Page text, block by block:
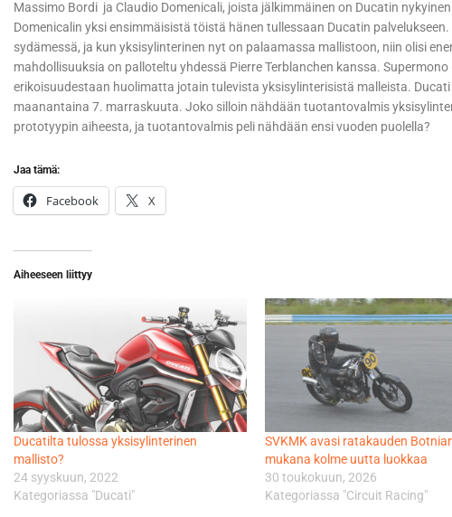
Massimo Bordi ja Claudio Domenicali, joista jälkimmäinen on Ducatin
Domenicalin yksi ensimmäisistä töistä hänen tullessaan Ducatin
sydämessä, ja kun yksisylinterinen nyt on palaamassa mallistoon, niin olisi
mahdollisuuksia on palloteltu yhdessä Pierre Terblanchen kanssa.
erikoisuudestaan huolimatta jotain tulevista yksisylinterisistä malleista.
maanantaina 7. marraskuuta. Joko silloin nähdään tuotantovalmis
prototyypin aiheesta, ja tuotantovalmis peli nähdään ensi vuoden puolella?
Jaa tämä:
Facebook X
Aiheeseen liittyy
Ducatilta tulossa yksisylinterinen
mallisto?
24 syyskuun, 2022
Kategoriassa "Ducati"
SVKMK avasi ratakauden
mukana kolme uutta luokkaa
30 toukokuun, 2026
Kategoriassa "Circuit Racing"